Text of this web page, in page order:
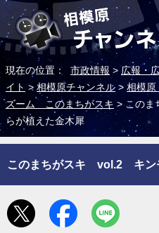
現在の位置： 市政情報 >広報・
イト>相模原チャンネル > 相模原
ズーム このまちがスキ> このま
らが植えた金木犀
このまちがスキ vol.2 キン